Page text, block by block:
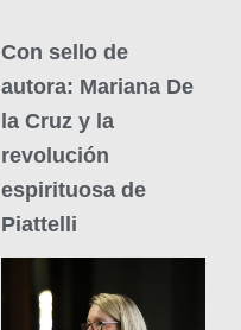
Con sello de
autora: Mariana De
la Cruz y la
revolución
espirituosa de
Piattelli